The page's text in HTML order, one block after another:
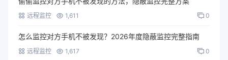
远程监控 1,611 0
怎么监控对方手机不被发现？2026年度隐蔽监控完整指南
远程监控 1,617 0